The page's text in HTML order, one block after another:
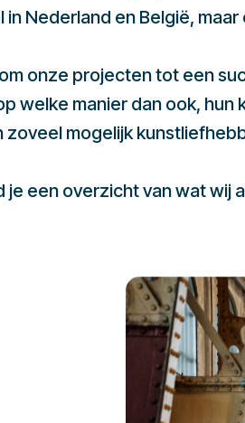
Nederland en België,
onze projecten tot een
welke manier dan ook,
zoveel mogelijk
een overzicht van wat wij